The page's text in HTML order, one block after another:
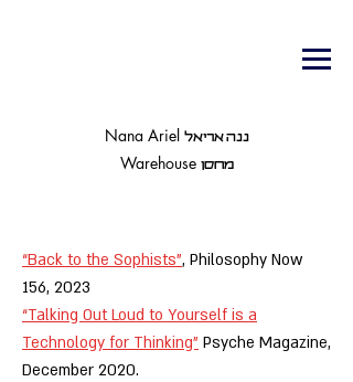
Nana Ariel ננה אריאל
Warehouse מחסן
“Back to the Sophists”, Philosophy Now
156, 2023
“Talking Out Loud to Yourself is a
Technology for Thinking” Psyche Magazine,
December 2020.